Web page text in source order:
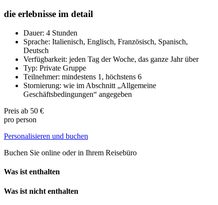
die erlebnisse im detail
Dauer: 4 Stunden
Sprache: Italienisch, Englisch, Französisch, Spanisch,
Deutsch
Verfügbarkeit: jeden Tag der Woche, das ganze Jahr über
Typ: Private Gruppe
Teilnehmer: mindestens 1, höchstens 6
Stornierung: wie im Abschnitt „Allgemeine
Geschäftsbedingungen“ angegeben
Preis ab 50 €
pro person
Personalisieren und buchen
Buchen Sie online oder in Ihrem Reisebüro
Was ist enthalten
Was ist nicht enthalten